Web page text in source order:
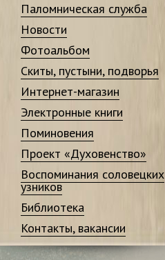
Паломническая служба
Новости
Фотоальбом
Скиты, пустыни, подворья
Интернет-магазин
Электронные книги
Поминовения
Проект «Духовенство»
Воспоминания соловецких
узников
Библиотека
Контакты, вакансии